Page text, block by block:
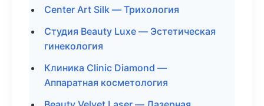
Center Art Silk — Трихология
Студия Beauty Luxe — Эстетическая
гинекология
Клиника Clinic Diamond —
Аппаратная косметология